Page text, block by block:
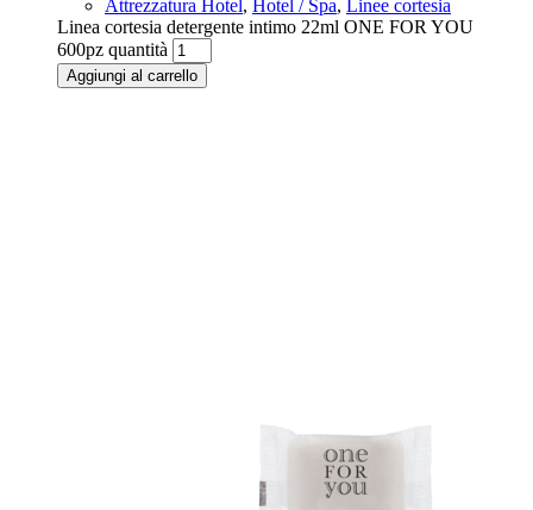
Attrezzatura Hotel, Hotel / Spa, Linee cortesia
Linea cortesia detergente intimo 22ml ONE FOR YOU
600pz quantità
Aggiungi al carrello